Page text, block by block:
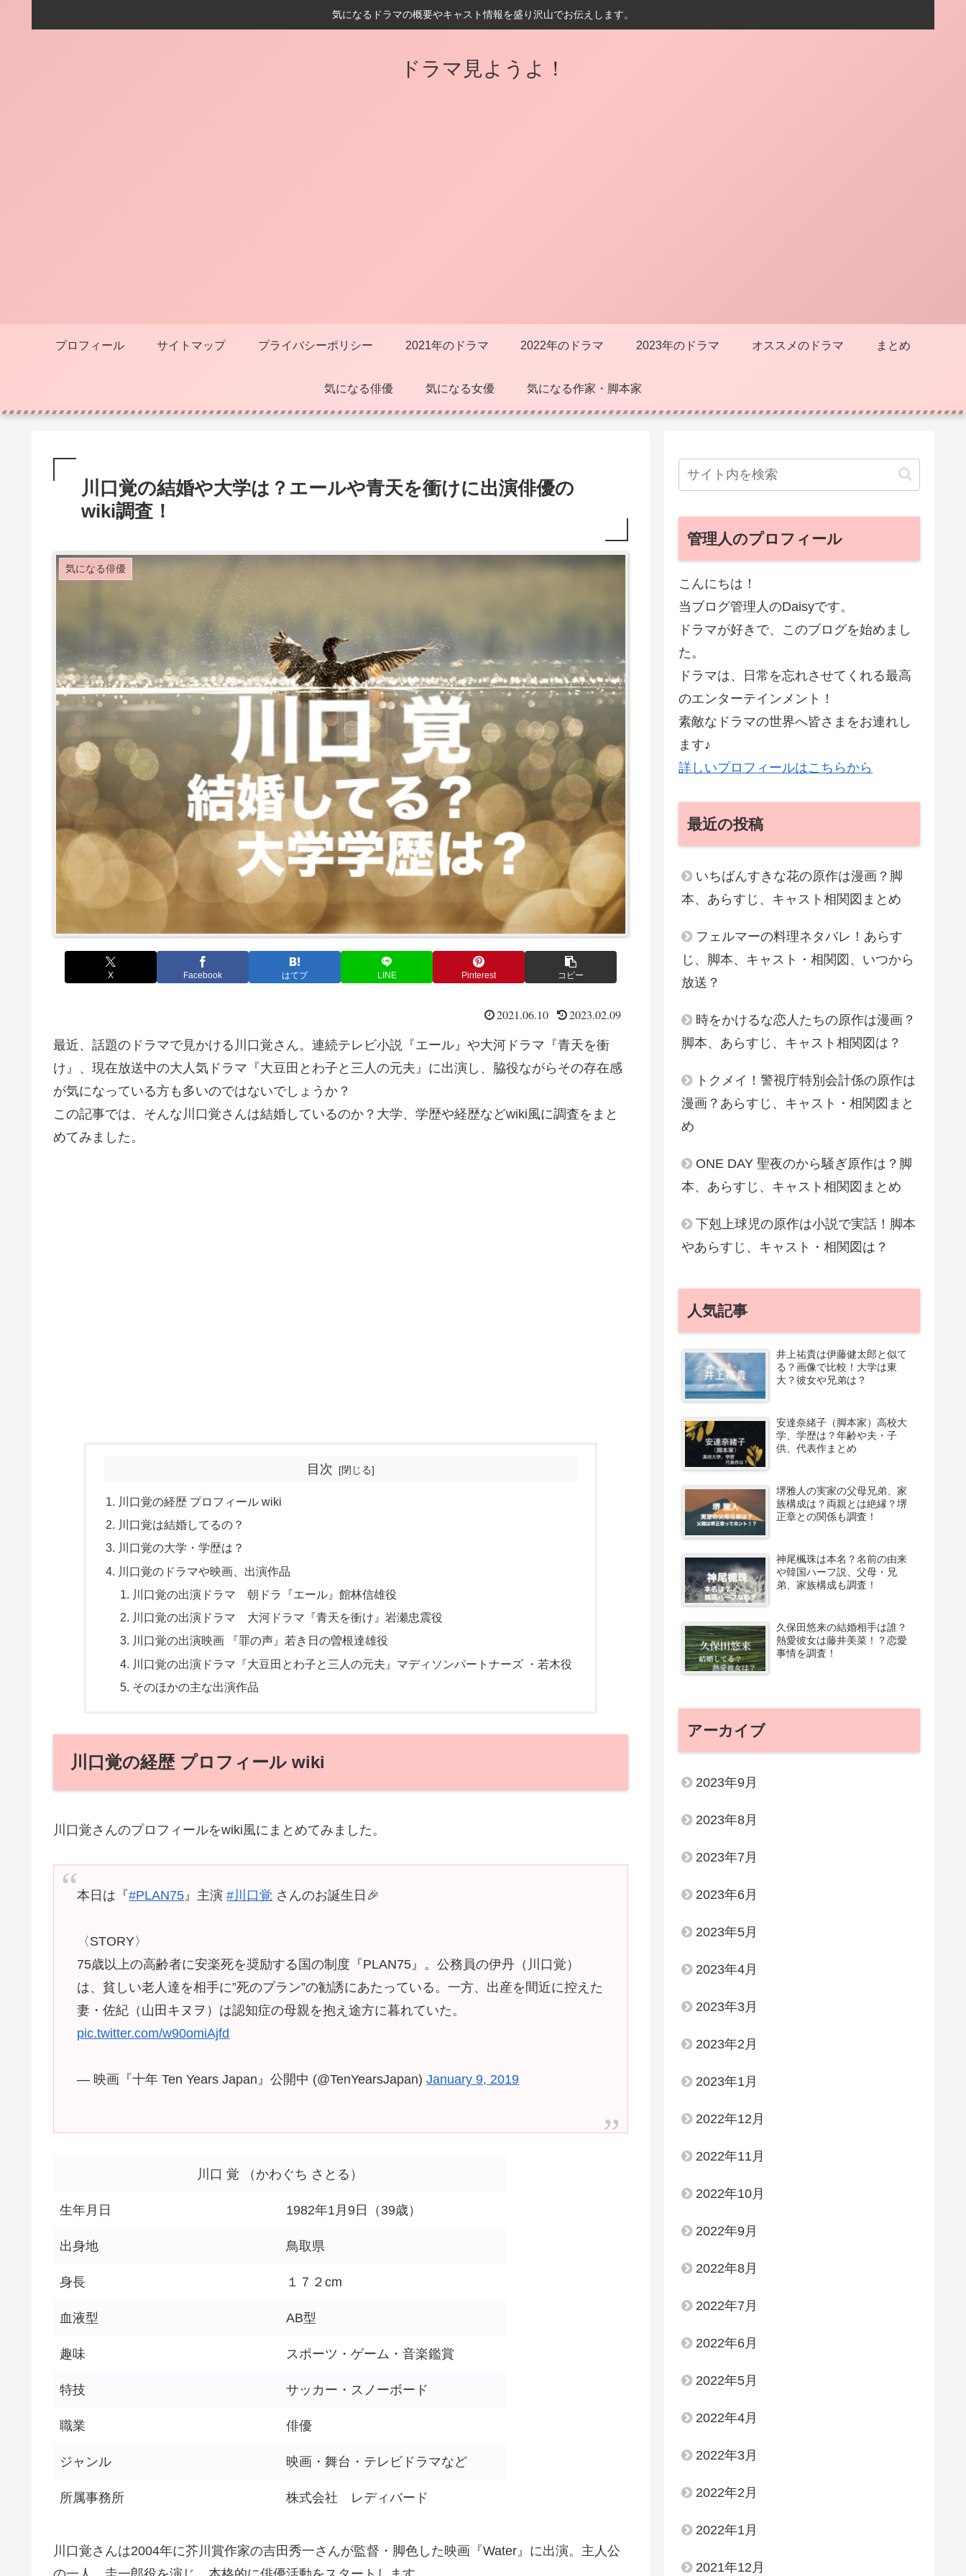
気になるドラマの概要やキャスト情報を盛り沢山でお伝えします。
ドラマ見ようよ！
プロフィール サイトマップ プライバシーポリシー 2021年のドラマ 2022年のドラマ 2023年のドラマ オススメのドラマ まとめ
気になる俳優 気になる女優 気になる作家・脚本家
川口覚の結婚や大学は？エールや青天を衝けに出演俳優の
wiki調査！
気になる俳優
X Facebook はてブ LINE Pinterest コピー
2021.06.10 2023.02.09
最近、話題のドラマで見かける川口覚さん。連続テレビ小説『エール』や大河ドラマ『青天を衝
け』、現在放送中の大人気ドラマ『大豆田とわ子と三人の元夫』に出演し、脇役ながらその存在感
が気になっている方も多いのではないでしょうか？
この記事では、そんな川口覚さんは結婚しているのか？大学、学歴や経歴などwiki風に調査をまと
めてみました。
目次
川口覚の経歴 プロフィール wiki
川口覚は結婚してるの？
川口覚の大学・学歴は？
川口覚のドラマや映画、出演作品
川口覚の出演ドラマ 朝ドラ『エール』館林信雄役
川口覚の出演ドラマ 大河ドラマ『青天を衝け』岩瀬忠震役
川口覚の出演映画 『罪の声』若き日の曽根達雄役
川口覚の出演ドラマ『大豆田とわ子と三人の元夫』マディソンパートナーズ ・若木役
そのほかの主な出演作品
川口覚の経歴 プロフィール wiki
川口覚さんのプロフィールをwiki風にまとめてみました。
本日は『#PLAN75 』主演#川口覚 さんのお誕生日🎉
〈STORY〉
75歳以上の高齢者に安楽死を奨励する国の制度『PLAN75』。公務員の伊丹（川口覚）
は、貧しい老人達を相手に”死のプラン”の勧誘にあたっている。一方、出産を間近に控えた
妻・佐紀（山田キヌヲ）は認知症の母親を抱え途方に暮れていた。
pic.twitter.com/w90omiAjfd
— 映画『十年 Ten Years Japan』公開中 (@TenYearsJapan)January 9, 2019
川口 覚 （かわぐち さとる）
生年月日 1982年1月9日（39歳）
出身地 鳥取県
身長 １７２cm
血液型 AB型
趣味 スポーツ・ゲーム・音楽鑑賞
特技 サッカー・スノーボード
職業 俳優
ジャンル 映画・舞台・テレビドラマなど
所属事務所 株式会社 レディバード
川口覚さんは2004年に芥川賞作家の吉田秀一さんが監督・脚色した映画『Water』に出演。主人公
管理人のプロフィール
こんにちは！
当ブログ管理人のDaisyです。
ドラマが好きで、このブログを始めまし
た。
ドラマは、日常を忘れさせてくれる最高
のエンターテインメント！
素敵なドラマの世界へ皆さまをお連れし
ます♪
詳しいプロフィールはこちらから
最近の投稿
いちばんすきな花の原作は漫画？脚
本、あらすじ、キャスト相関図まとめ
フェルマーの料理ネタバレ！あらす
じ、脚本、キャスト・相関図、いつから
放送？
時をかけるな恋人たちの原作は漫画？
脚本、あらすじ、キャスト相関図は？
トクメイ！警視庁特別会計係の原作は
漫画？あらすじ、キャスト・相関図まと
め
ONE DAY 聖夜のから騒ぎ原作は？脚
本、あらすじ、キャスト相関図まとめ
下剋上球児の原作は小説で実話！脚本
やあらすじ、キャスト・相関図は？
人気記事
井上祐貴は伊藤健太郎と似て
る？画像で比較！大学は東
大？彼女や兄弟は？
安達奈緒子（脚本家）高校大
学、学歴は？年齢や夫・子
供、代表作まとめ
堺雅人の実家の父母兄弟、家
族構成は？両親とは絶縁？堺
正章との関係も調査！
神尾楓珠は本名？名前の由来
や韓国ハーフ説、父母・兄
弟、家族構成も調査！
久保田悠来の結婚相手は誰？
熱愛彼女は藤井美菜！？恋愛
事情を調査！
アーカイブ
2023年9月
2023年8月
2023年7月
2023年6月
2023年5月
2023年4月
2023年3月
2023年2月
2023年1月
2022年12月
2022年11月
2022年10月
2022年9月
2022年8月
2022年7月
2022年6月
2022年5月
2022年4月
2022年3月
2022年2月
2022年1月
2021年12月